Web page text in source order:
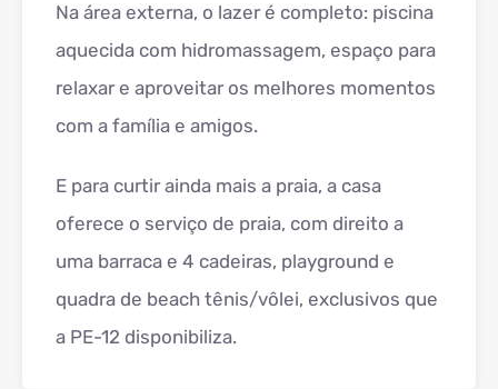
Na área externa, o lazer é completo: piscina
aquecida com hidromassagem, espaço para
relaxar e aproveitar os melhores momentos
com a família e amigos.
E para curtir ainda mais a praia, a casa
oferece o serviço de praia, com direito a
uma barraca e 4 cadeiras, playground e
quadra de beach tênis/vôlei, exclusivos que
a PE-12 disponibiliza.